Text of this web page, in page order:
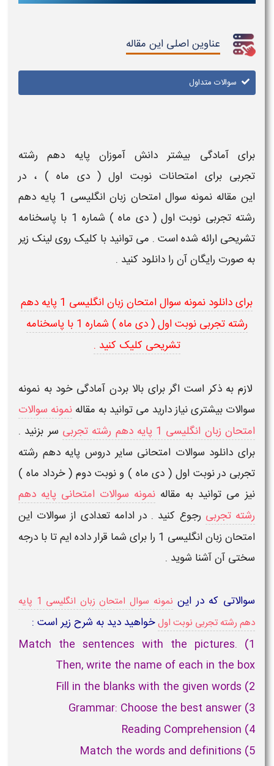
عناوین اصلی این مقاله
سوالات متداول
برای آمادگی بیشتر دانش آموزانپایه دهم رشته
تجربی برای امتحانات نوبت اول ( دی ماه ) ، در
این مقالهنمونه سوال امتحان زبان انگلیسی
1 پایه دهم
رشته تجربی نوبت اول (
دی ماه ) شماره 1 با پاسخنامه
تشریحی​ ارائه شده است . می توانید با کلیک روی لینک زیر
به صورت رایگان آن را دانلود کنید .
برای دانلود نمونه سوال امتحانزبان انگلیسی
1 پایه دهم
رشته تجربی نوبتاول
( دی ماه ) شماره 1 با پاسخنامه
تشریحی کلیک کنید .
لازم به ذکر است اگر برای بالا بردن آمادگی خود به نمونه
سوالات بیشتری نیاز دارید می توانید به مقاله نمونه سوالات
امتحان زبان انگلیسی 1 پایه دهم رشته تجربی
سر بزنید .
برای دانلود سوالات امتحانی سایر دروس پایه دهم رشته
تجربی در نوبت اول ( دی ماه ) و نوبت دوم ( خرداد ماه )
نیز می توانید به مقاله نمونه سوالات امتحانی پایه دهم
رشته تجربی رجوع کنید . در ادامه تعدادی از سوالات این
امتحان زبان انگلیسی
1 را برای شما قرار داده ایم تا با درجه
سختی آن آشنا شوید .
سوالاتی که در این
نمونه سوال امتحان زبان انگلیسی 1 پایه
دهم رشته تجربی نوبت اول خواهید دید به شرح زیر است :
1) Match the sentences with the pictures.
Then, write the name of each in the box
2) Fill in the blanks with the given words
3) Grammar: Choose the best answer
4) Reading Comprehension
5) Match the words and definitions